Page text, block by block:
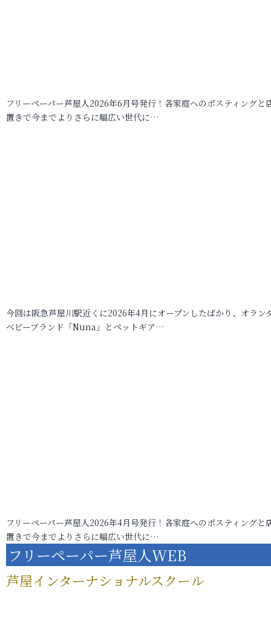
フリーペーパー芦屋人2026年6月号発行！各家庭へのポスティングと
置きで今までよりさらに幅広い世代に…
今回は阪急芦屋川駅近くに2026年4月にオープンしたばかり、オラン
ベビーブランド「Nuna」とペットギア…
フリーペーパー芦屋人2026年4月号発行！各家庭へのポスティングと
置きで今までよりさらに幅広い世代に…
フリーペーパー芦屋人WEB
芦屋インターナショナルスクール